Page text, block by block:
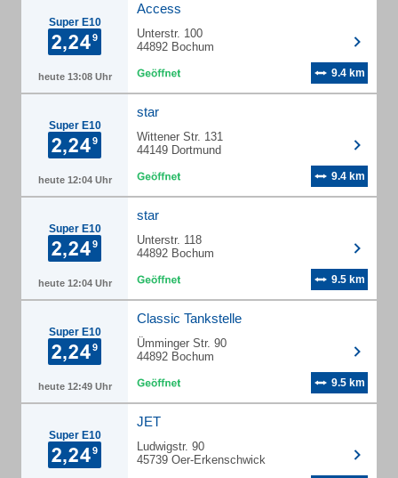
Super E10
heute 13:08 Uhr
Access
Unterstr. 100
44892 Bochum
9.4 km
Super E10
heute 12:04 Uhr
star
Wittener Str. 131
44149 Dortmund
9.4 km
Super E10
heute 12:04 Uhr
star
Unterstr. 118
44892 Bochum
9.5 km
Super E10
heute 12:49 Uhr
Classic Tankstelle
Ümminger Str. 90
44892 Bochum
9.5 km
Super E10
JET
Ludwigstr. 90
45739 Oer-Erkenschwick